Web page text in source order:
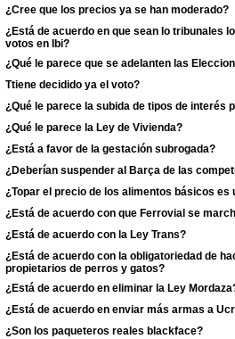
¿Cree que los precios ya se han moderado?
¿Está de acuerdo en que sean lo tribunales
votos en Ibi?
¿Qué le parece que se adelanten las
Ttiene decidido ya el voto?
¿Qué le parece la subida de tipos de interés
¿Qué le parece la Ley de Vivienda?
¿Está a favor de la gestación subrogada?
¿Deberían suspender al Barça de las
¿Topar el precio de los alimentos básicos es
¿Está de acuerdo con que Ferrovial se
¿Está de acuerdo con la Ley Trans?
¿Está de acuerdo con la obligatoriedad de
propietarios de perros y gatos?
¿Está de acuerdo en eliminar la Ley
¿Está de acuerdo en enviar más armas a
¿Son los paqueteros reales blackface?